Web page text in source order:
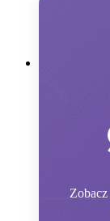
Zobacz